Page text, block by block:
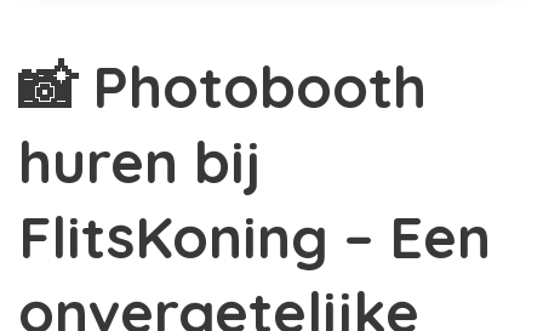
📸 Photobooth
huren bij
FlitsKoning – Een
onvergetelijke